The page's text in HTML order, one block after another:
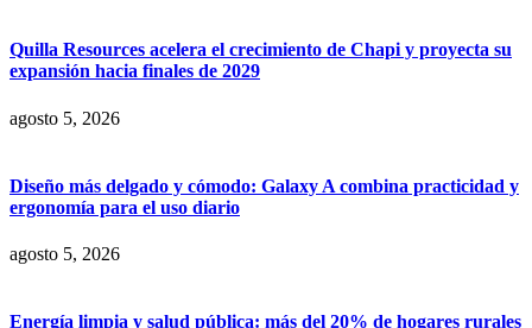
Quilla Resources acelera el crecimiento de Chapi y proyecta su
expansión hacia finales de 2029
agosto 5, 2026
Diseño más delgado y cómodo: Galaxy A combina practicidad y
ergonomía para el uso diario
agosto 5, 2026
Energía limpia y salud pública: más del 20% de hogares rurales